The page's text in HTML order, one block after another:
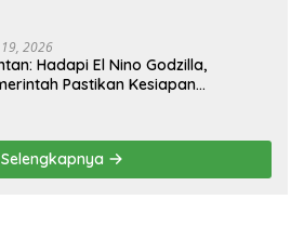
2026
Hadapi El Nino Godzilla,
Pastikan Kesiapan
Selengkapnya